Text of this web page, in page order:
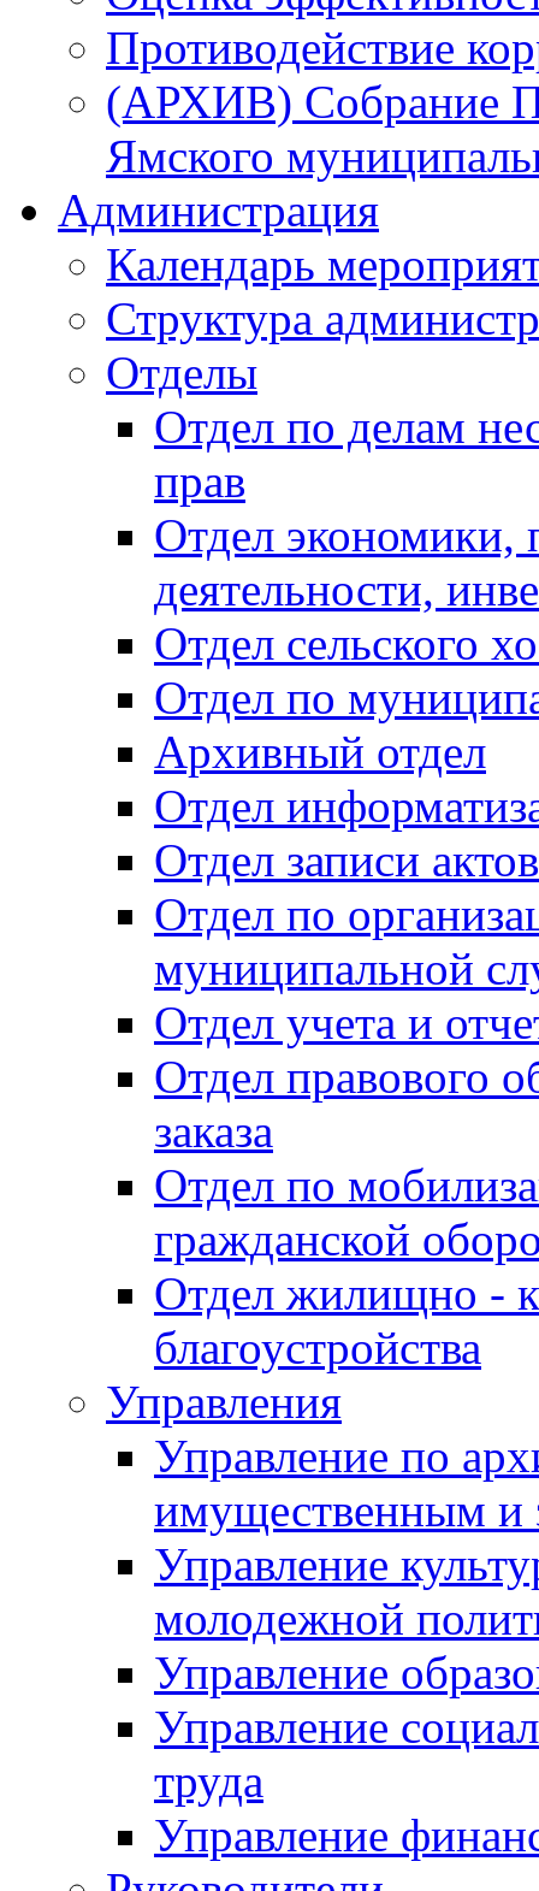
Противодействие
(АРХИВ) Собрание
Ямского
Администрация
Календарь
Структура
Отделы
Отдел по делам
прав
Отдел экономики,
деятельности,
Отдел сельского
Отдел по
Архивный отдел
Отдел
Отдел записи
Отдел по
муниципальной
Отдел учета и
Отдел правового
заказа
Отдел по
гражданской
Отдел жилищно -
благоустройства
Управления
Управление по
имущественным и
Управление
молодежной
Управление
Управление
труда
Управление